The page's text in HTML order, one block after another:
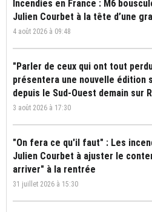
Incendies en France : M6
Julien Courbet à la tête d’une
4 août 2026 à 09:48
"Parler de ceux qui ont tout
présentera une nouvelle édition
depuis le Sud-Ouest demain sur
3 août 2026 à 17:30
"On fera ce qu'il faut" : Les
Julien Courbet à ajuster le
arriver" à la rentrée
31 juillet 2026 à 15:30